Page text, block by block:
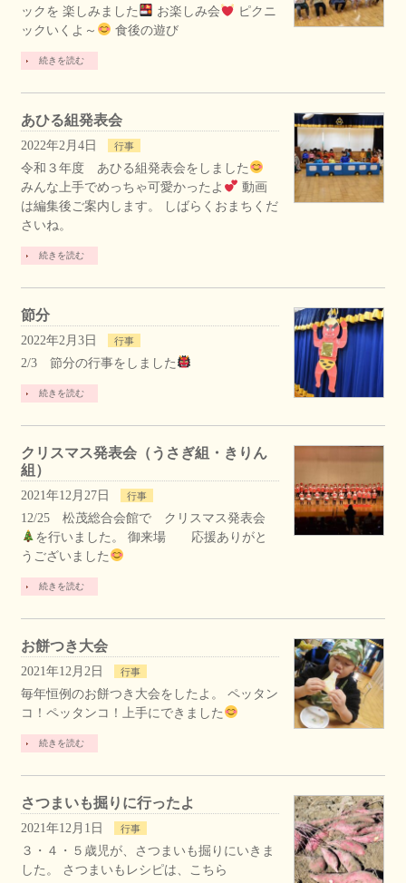
ックを 楽しみました
お楽しみ会
ピクニ
ックいくよ～
食後の遊び
続きを読む
あひる組発表会
2022年2月4日 行事
令和３年度 あひる組発表会をしました
みんな上手でめっちゃ可愛かったよ
動画
は編集後ご案内します。 しばらくおまちくだ
さいね。
続きを読む
節分
2022年2月3日 行事
2/3 節分の行事をしました
続きを読む
クリスマス発表会（うさぎ組・きりん
組）
2021年12月27日 行事
12/25 松茂総合会館で クリスマス発表会
を行いました。 御来場 応援ありがと
うございました
続きを読む
お餅つき大会
2021年12月2日 行事
毎年恒例のお餅つき大会をしたよ。 ペッタン
コ！ペッタンコ！上手にできました
続きを読む
さつまいも掘りに行ったよ
2021年12月1日 行事
３・４・５歳児が、さつまいも掘りにいきま
した。 さつまいもレシピは、こちら